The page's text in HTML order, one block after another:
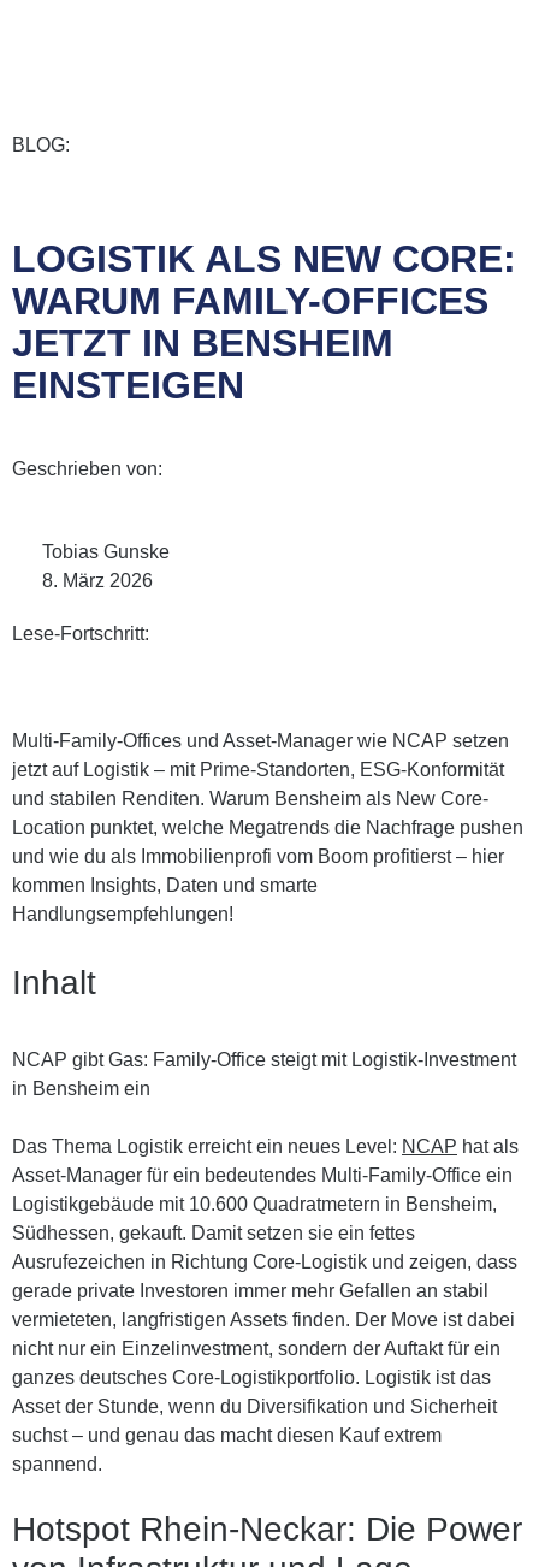
BLOG:
LOGISTIK ALS NEW CORE:
WARUM FAMILY-OFFICES
JETZT IN BENSHEIM
EINSTEIGEN
Geschrieben von:
Tobias Gunske
8. März 2026
Lese-Fortschritt:
Multi-Family-Offices und Asset-Manager wie NCAP setzen
jetzt auf Logistik – mit Prime-Standorten, ESG-Konformität
und stabilen Renditen. Warum Bensheim als New Core-
Location punktet, welche Megatrends die Nachfrage pushen
und wie du als Immobilienprofi vom Boom profitierst – hier
kommen Insights, Daten und smarte
Handlungsempfehlungen!
Inhalt
NCAP gibt Gas: Family-Office steigt mit Logistik-Investment
in Bensheim ein
Das Thema Logistik erreicht ein neues Level: NCAP hat als
Asset-Manager für ein bedeutendes Multi-Family-Office ein
Logistikgebäude mit 10.600 Quadratmetern in Bensheim,
Südhessen, gekauft. Damit setzen sie ein fettes
Ausrufezeichen in Richtung Core-Logistik und zeigen, dass
gerade private Investoren immer mehr Gefallen an stabil
vermieteten, langfristigen Assets finden. Der Move ist dabei
nicht nur ein Einzelinvestment, sondern der Auftakt für ein
ganzes deutsches Core-Logistikportfolio. Logistik ist das
Asset der Stunde, wenn du Diversifikation und Sicherheit
suchst – und genau das macht diesen Kauf extrem
spannend.
Hotspot Rhein-Neckar: Die Power